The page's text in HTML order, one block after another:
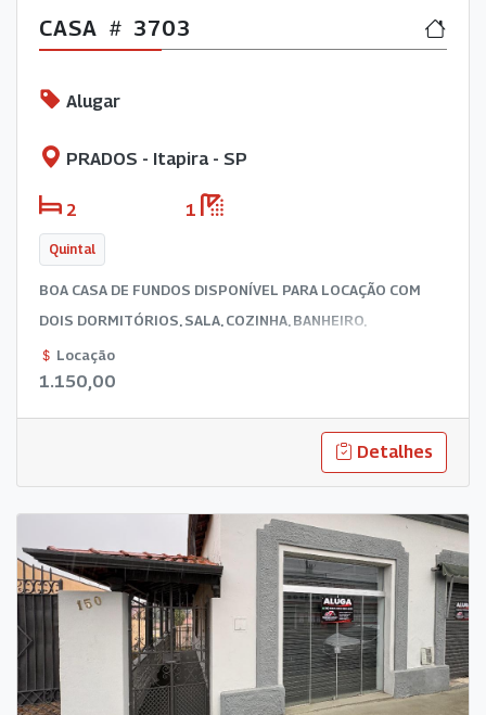
CASA 3703
Alugar
PRADOS - Itapira - SP
2
Quintal
BOA CASA DE FUNDOS DISPONÍVEL PARA LOCAÇÃO COM
DOIS DORMITÓRIOS, SALA, COZINHA, BANHEIRO,
LAVANDERIA E QUINTAL.
Locação
1.150,00
Detalhes